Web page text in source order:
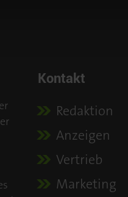
Kontakt
Redaktion
Anzeigen
Vertrieb
Marketing